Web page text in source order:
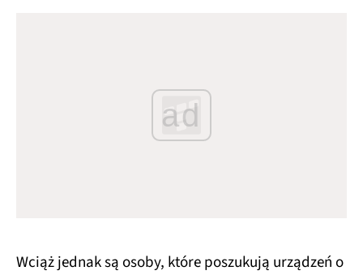
ad
Wciąż jednak są osoby, które poszukują urządzeń o